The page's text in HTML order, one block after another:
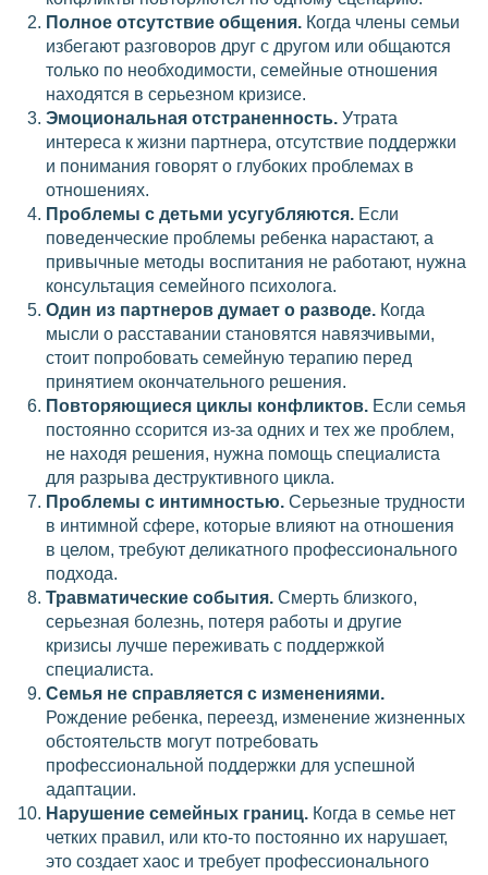
Полное отсутствие общения. Когда члены семьи
избегают разговоров друг с другом или общаются
только по необходимости, семейные отношения
находятся в серьезном кризисе.
Эмоциональная отстраненность. Утрата
интереса к жизни партнера, отсутствие поддержки
и понимания говорят о глубоких проблемах в
отношениях.
Проблемы с детьми усугубляются. Если
поведенческие проблемы ребенка нарастают, а
привычные методы воспитания не работают, нужна
консультация семейного психолога.
Один из партнеров думает о разводе. Когда
мысли о расставании становятся навязчивыми,
стоит попробовать семейную терапию перед
принятием окончательного решения.
Повторяющиеся циклы конфликтов. Если семья
постоянно ссорится из-за одних и тех же проблем,
не находя решения, нужна помощь специалиста
для разрыва деструктивного цикла.
Проблемы с интимностью. Серьезные трудности
в интимной сфере, которые влияют на отношения
в целом, требуют деликатного профессионального
подхода.
Травматические события. Смерть близкого,
серьезная болезнь, потеря работы и другие
кризисы лучше переживать с поддержкой
специалиста.
Семья не справляется с изменениями.
Рождение ребенка, переезд, изменение жизненных
обстоятельств могут потребовать
профессиональной поддержки для успешной
адаптации.
Нарушение семейных границ. Когда в семье нет
четких правил, или кто-то постоянно их нарушает,
это создает хаос и требует профессионального